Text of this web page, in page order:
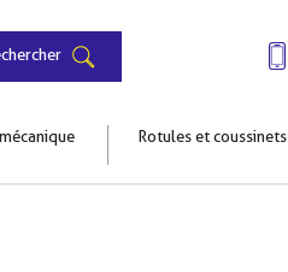
Rotules et coussinets